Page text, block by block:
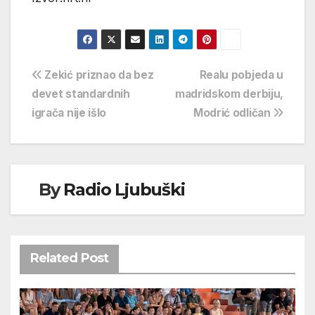
Navigacija
objava
Realu pobjeda u
madridskom derbiju,
Modrić odličan
Zekić priznao da bez
devet standardnih
igrača nije išlo
ByRadio Ljubuški
Related Post